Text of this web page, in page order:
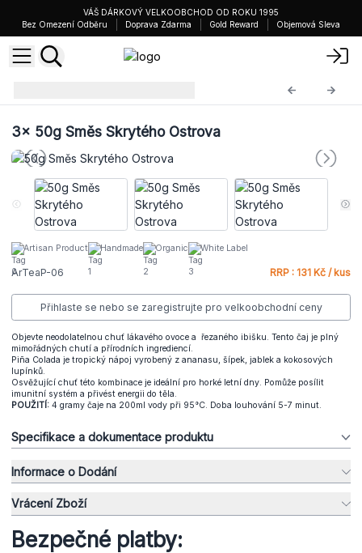
VÁŠ DÁRKOVÝ VELKOOBCHOD OD ROKU 1995
Bez Omezení Odběru
Doprava Zdarma Gold Reward Objemová Sleva
3x 50g Směs Skrytého Ostrova
Artisan Product Handmade Organic White Label
ArTeaP-06 RRP : 131 Kč / kus
Přihlaste se nebo se zaregistrujte pro velkoobchodní ceny
Objevte neodolatelnou chuť lákavého ovoce a řezaného ibišku. Tento čaj je plný
mimořádných chutí a přírodních ingrediencí.
Piña Colada je tropický nápoj vyrobený z ananasu, šípek, jablek a kokosových
lupínků.
Osvěžující chuť této kombinace je ideální pro horké letní dny. Pomůže posílit
imunitní systém a přivést energii do těla.
POUŽITÍ: 4 gramy čaje na 200ml vody při 95°C. Doba louhování 5-7 minut.
Specifikace a dokumentace produktu
Informace o Dodání
Vrácení Zboží
Bezpečné platby: